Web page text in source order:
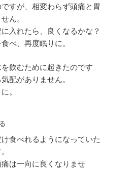
すが、相変わらず頭痛と胃
ん。
入れたら、良くなるかな？
べ、再度眠りに。
飲むために起きたのです
配がありません。
。
食べれるようになっていた
は一向に良くなりませ